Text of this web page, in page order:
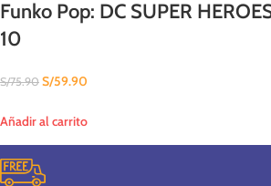
Funko Pop: DC SUPER
10
S/75.90 S/59.90
Añadir al carrito